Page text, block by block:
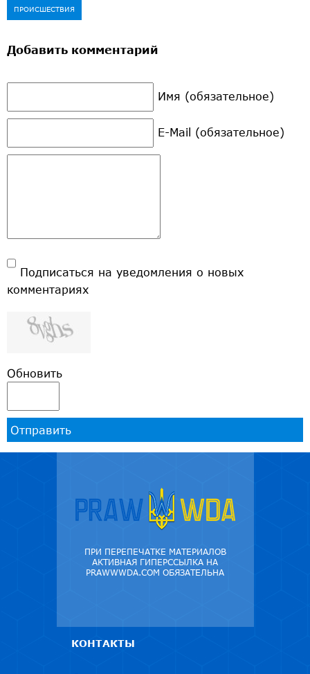
ПРОИСШЕСТВИЯ
Добавить комментарий
Имя (обязательное)
E-Mail (обязательное)
Подписаться на уведомления о новых
комментариях
Обновить
Отправить
ПРИ ПЕРЕПЕЧАТКЕ МАТЕРИАЛОВ
АКТИВНАЯ ГИПЕРССЫЛКА НА
PRAWWWDA.COM ОБЯЗАТЕЛЬНА
КОНТАКТЫ